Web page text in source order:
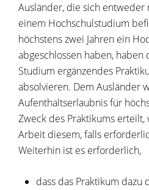
Ausländer, die sich entweder
einem Hochschulstudium
höchstens zwei Jahren ein
abgeschlossen haben,
Studium ergänzendes
absolvieren. Dem Ausländer
Aufenthaltserlaubnis für
Zweck des Praktikums
Arbeit diesem, falls
Weiterhin ist es erforderlich,
dass das Praktikum dazu